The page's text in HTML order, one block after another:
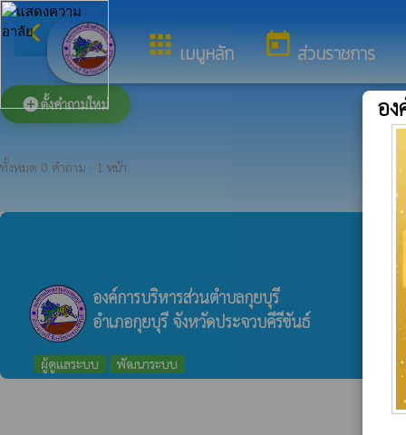
appsเมนูหลัก todayส่วนราชการ
arrow_back_ios กลับเมนูหลัก
add_circleตั้งคำถามใหม่
ทั้งหมด 0 คำถาม · 1 หน้า
องค์การบริหารส่วนตำบลกุยบุรี
อำเภอกุยบุรี จังหวัดประจวบคีรีขันธ์
ผู้ดูแลระบบ พัฒนาระบบ
อ